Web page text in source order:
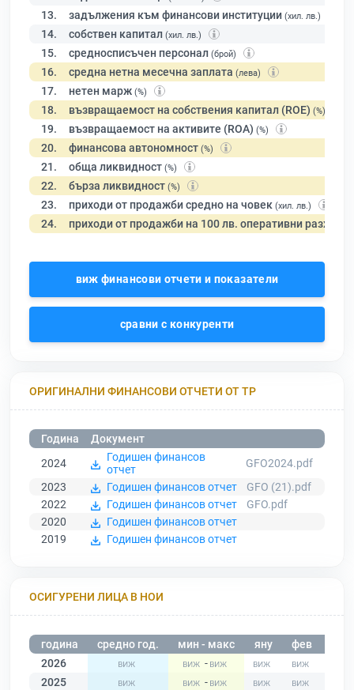
13. задължения към финансови институции (хил. лв.)
14. собствен капитал (хил. лв.)
15. средносписъчен персонал (брой)
16. средна нетна месечна заплата (лева)
17. нетен марж (%)
18. възвращаемост на собствения капитал (ROE) (%)
19. възвращаемост на активите (ROA) (%)
20. финансова автономност (%)
21. обща ликвидност (%)
22. бърза ликвидност (%)
23. приходи от продажби средно на човек (хил. лв.)
24. приходи от продажби на 100 лв. оперативни разходи
виж финансови отчети и показатели
сравни с конкуренти
ОРИГИНАЛНИ ФИНАНСОВИ ОТЧЕТИ ОТ ТР
Година
Документ
2024
Годишен финансов
отчет
GFO2024.pdf
2023
Годишен финансов отчет
GFO (21).pdf
2022
Годишен финансов отчет
GFO.pdf
2020
Годишен финансов отчет
2019
Годишен финансов отчет
ОСИГУРЕНИ ЛИЦА В НОИ
година средно год. мин - макс яну фев
2026
-
2025
-